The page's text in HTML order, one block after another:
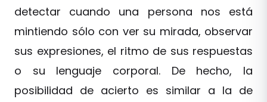
detectar cuando una persona nos está
mintiendo sólo con ver su mirada, observar
sus expresiones, el ritmo de sus respuestas
o su lenguaje corporal. De hecho, la
posibilidad de acierto es similar a la de